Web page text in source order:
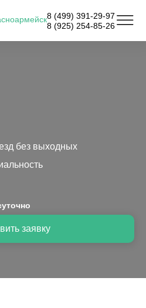
8 (499) 391-29-97
8 (925) 254-85-26
без выходных
заявку